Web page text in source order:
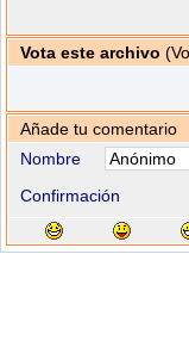
Vota este archivo
Añade tu comentario
Nombre
Confirmación